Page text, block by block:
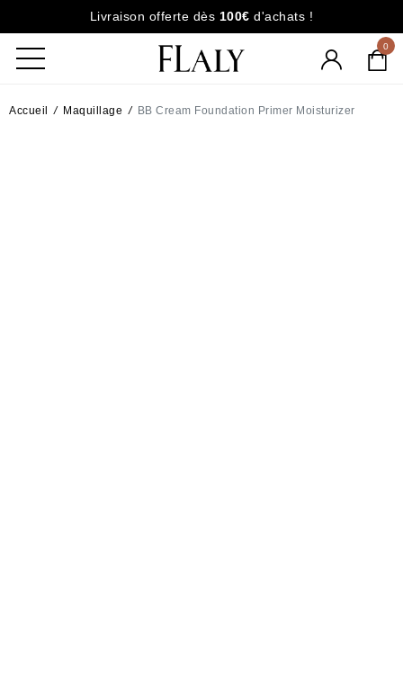
Livraison offerte dès 100€d'achats !
0
Accueil / Maquillage / BB Cream Foundation Primer Moisturizer